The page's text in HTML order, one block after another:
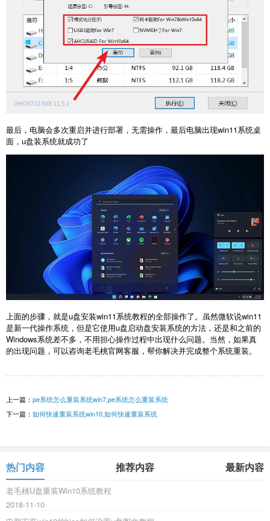
最后，电脑会多次重启并进行部署，无需操作，最后电脑出现win11系统桌
面，u盘装系统就成功了
上面的步骤，就是u盘安装win11系统教程的全部操作了。虽然微软说win11
是新一代操作系统，但是它使用u盘启动盘安装系统的方法，还是和之前的
Windows系统差不多，不用担心操作过程中出现什么问题。当然，如果真
的出现问题，可以咨询老毛桃官网客服，帮你解决并完成整个系统重装。
上一篇： pe系统怎么重装系统win7,pe系统怎么重装系统
下一篇： 如何快速重装系统win10,如何快速重装系统
热门内容 推荐内容 最新内容
老毛桃U盘重装Win10系统教程
2018-11-10